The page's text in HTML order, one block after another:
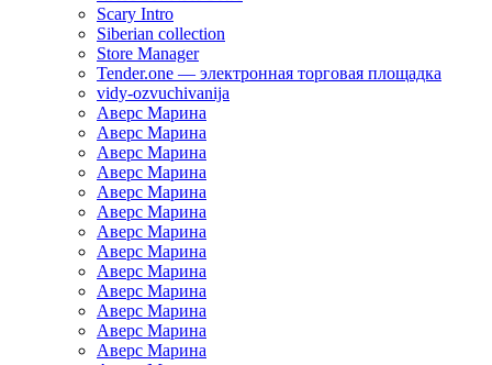
Scary Intro
Siberian collection
Store Manager
Tender.one — электронная торговая площадка
vidy-ozvuchivanija
Аверс Марина
Аверс Марина
Аверс Марина
Аверс Марина
Аверс Марина
Аверс Марина
Аверс Марина
Аверс Марина
Аверс Марина
Аверс Марина
Аверс Марина
Аверс Марина
Аверс Марина